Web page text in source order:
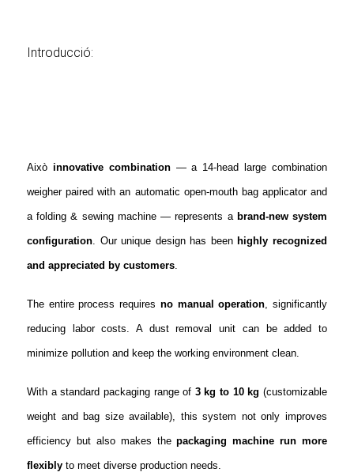
Introducció:
Això innovative combination— a 14-head large combination
weigher paired with an automatic open-mouth bag applicator and
a folding & sewing machine — represents a brand-new system
configuration . Our unique design has beenhighly recognized
and appreciated by customers
The entire process requires no manual operation , significantly
reducing labor costs. A dust removal unit can be added to
minimize pollution and keep the working environment clean.
With a standard packaging range of 3 kg to 10 kg (customizable
weight and bag size available), this system not only improves
efficiency but also makes thepackaging machine run more
flexibly to meet diverse production needs.